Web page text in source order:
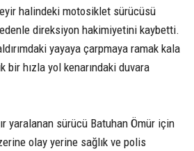
halindeki motosiklet sürücüsü
direksiyon hakimiyetini kaybetti.
yayaya çarpmaya ramak kala
bir hızla yol kenarındaki duvara
yaralanan sürücü Batuhan Ömür için
olay yerine sağlık ve polis